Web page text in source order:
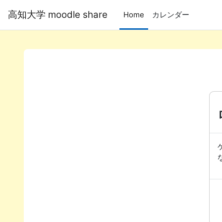
高知大学 moodle share Home カレンダー